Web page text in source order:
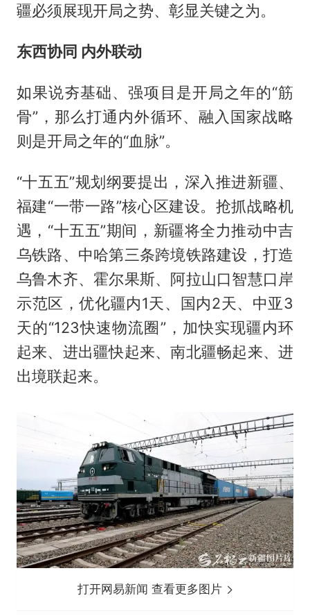
疆必须展现开局之势、彰显关键之为。
东西协同 内外联动
如果说夯基础、强项目是开局之年的“筋
骨”，那么打通内外循环、融入国家战略
则是开局之年的“血脉”。
“十五五”规划纲要提出，深入推进新疆、
福建“一带一路”核心区建设。抢抓战略机
遇，“十五五”期间，新疆将全力推动中吉
乌铁路、中哈第三条跨境铁路建设，打造
乌鲁木齐、霍尔果斯、阿拉山口智慧口岸
示范区，优化疆内1天、国内2天、中亚3
天的“123快速物流圈”，加快实现疆内环
起来、进出疆快起来、南北疆畅起来、进
出境联起来。
打开网易新闻 查看更多图片